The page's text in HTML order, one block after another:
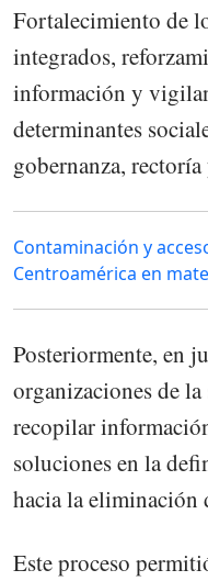
Fortalecimiento de
integrados,
información y
determinantes
gobernanza,
Contaminación y
Centroamérica en
Posteriormente, en
organizaciones de
recopilar
soluciones en la
hacia la eliminación
Este proceso